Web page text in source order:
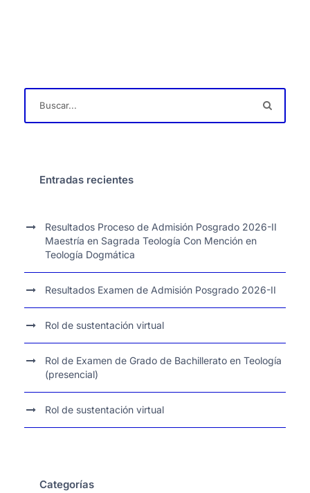
Entradas recientes
Resultados Proceso de Admisión Posgrado 2026-II
Maestría en Sagrada Teología Con Mención en
Teología Dogmática
Resultados Examen de Admisión Posgrado 2026-II
Rol de sustentación virtual
Rol de Examen de Grado de Bachillerato en Teología
(presencial)
Rol de sustentación virtual
Categorías